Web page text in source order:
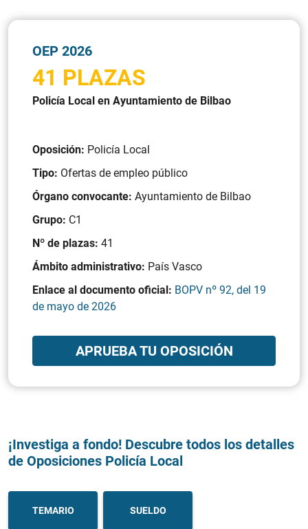
OEP 2026
41 PLAZAS
Policía Local en Ayuntamiento de Bilbao
Oposición: Policía Local
Tipo: Ofertas de empleo público
Órgano convocante: Ayuntamiento de Bilbao
Grupo: C1
Nº de plazas: 41
Ámbito administrativo: País Vasco
Enlace al documento oficial: BOPV nº 92, del 19
de mayo de 2026
APRUEBA TU OPOSICIÓN
¡Investiga a fondo! Descubre todos los detalles
de Oposiciones Policía Local
TEMARIO SUELDO